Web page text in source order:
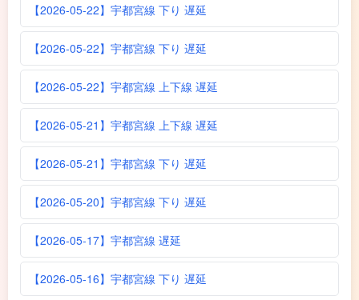
【2026-05-22】宇都宮線 下り 遅延
【2026-05-22】宇都宮線 下り 遅延
【2026-05-22】宇都宮線 上下線 遅延
【2026-05-21】宇都宮線 上下線 遅延
【2026-05-21】宇都宮線 下り 遅延
【2026-05-20】宇都宮線 下り 遅延
【2026-05-17】宇都宮線 遅延
【2026-05-16】宇都宮線 下り 遅延